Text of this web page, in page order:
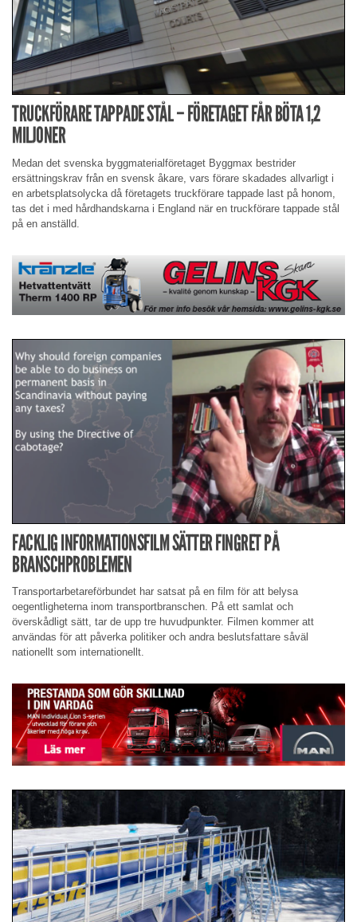
TRUCKFÖRARE TAPPADE STÅL – FÖRETAGET FÅR BÖTA 1,2
MILJONER
Medan det svenska byggmaterialföretaget Byggmax bestrider
ersättningskrav från en svensk åkare, vars förare skadades allvarligt i
en arbetsplatsolycka då företagets truckförare tappade last på honom,
tas det i med hårdhandskarna i England när en truckförare tappade stål
på en anställd.
FACKLIG INFORMATIONSFILM SÄTTER FINGRET PÅ
BRANSCHPROBLEMEN
Transportarbetareförbundet har satsat på en film för att belysa
oegentligheterna inom transportbranschen. På ett samlat och
överskådligt sätt, tar de upp tre huvudpunkter. Filmen kommer att
användas för att påverka politiker och andra beslutsfattare såväl
nationellt som internationellt.